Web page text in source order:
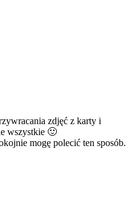
zdjęć z karty i
wszystkie 🙂
mogę polecić ten sposób.